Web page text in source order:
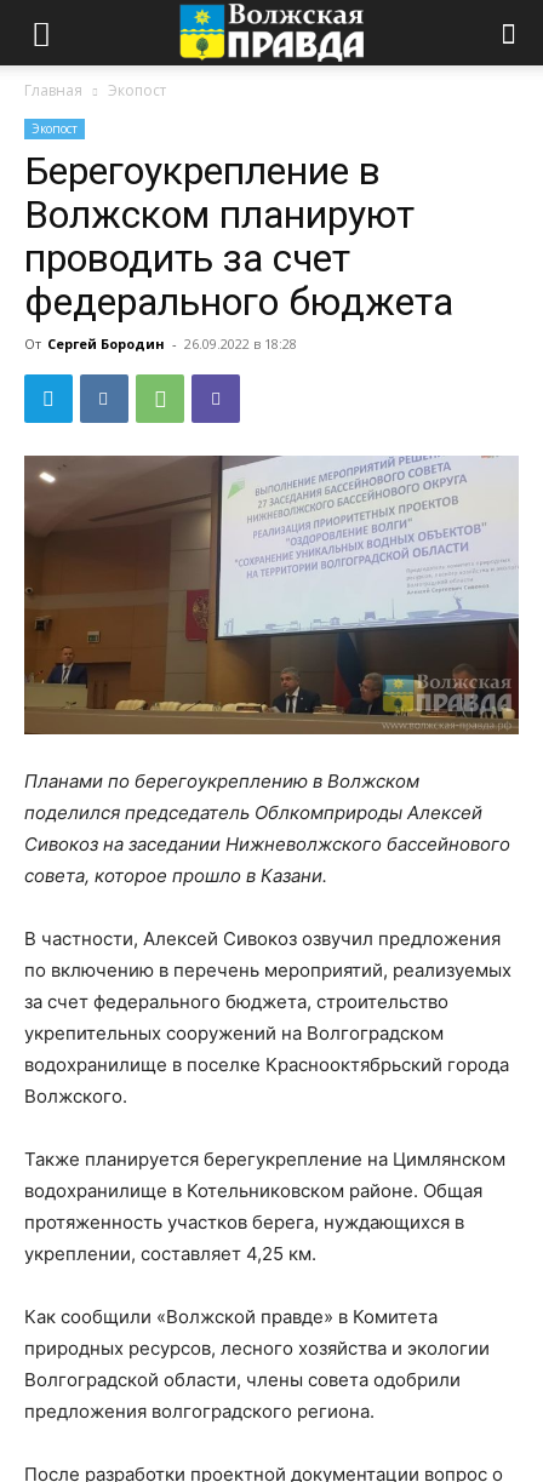
Главная Экопост
Экопост
Берегоукрепление в
Волжском планируют
проводить за счет
федерального бюджета
От Сергей Бородин - 26.09.2022 в 18:28
Планами по берегоукреплению в Волжском
поделился председатель Облкомприроды Алексей
Сивокоз на заседании Нижневолжского бассейнового
совета, которое прошло в Казани.
В частности, Алексей Сивокоз озвучил предложения
по включению в перечень мероприятий, реализуемых
за счет федерального бюджета, строительство
укрепительных сооружений на Волгоградском
водохранилище в поселке Краснооктябрьский города
Волжского.
Также планируется берегукрепление на Цимлянском
водохранилище в Котельниковском районе. Общая
протяженность участков берега, нуждающихся в
укреплении, составляет 4,25 км.
Как сообщили «Волжской правде» в Комитета
природных ресурсов, лесного хозяйства и экологии
Волгоградской области, члены совета одобрили
предложения волгоградского региона.
После разработки проектной документации вопрос о